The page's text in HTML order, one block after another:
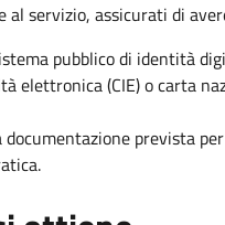
al servizio, assicurati di
pubblico di identità
elettronica (CIE) o carta
prevista